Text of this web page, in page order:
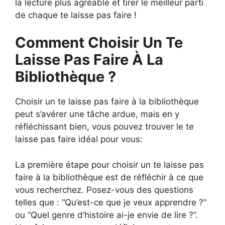
la lecture plus agréable et tirer le meilleur parti
de chaque te laisse pas faire !
Comment Choisir Un Te
Laisse Pas Faire À La
Bibliothèque ?
Choisir un te laisse pas faire à la bibliothèque
peut s’avérer une tâche ardue, mais en y
réfléchissant bien, vous pouvez trouver le te
laisse pas faire idéal pour vous:
La première étape pour choisir un te laisse pas
faire à la bibliothèque est de réfléchir à ce que
vous recherchez. Posez-vous des questions
telles que : “Qu’est-ce que je veux apprendre ?”
ou “Quel genre d’histoire ai-je envie de lire ?”.